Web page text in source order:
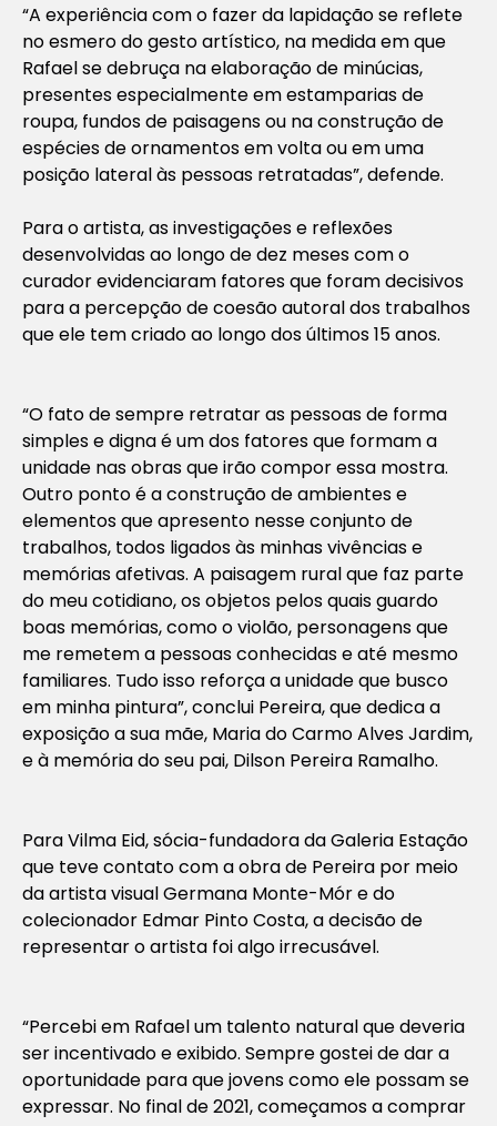
“A experiência com o fazer da lapidação se reflete
no esmero do gesto artístico, na medida em que
Rafael se debruça na elaboração de minúcias,
presentes especialmente em estamparias de
roupa, fundos de paisagens ou na construção de
espécies de ornamentos em volta ou em uma
posição lateral às pessoas retratadas”, defende.
Para o artista, as investigações e reflexões
desenvolvidas ao longo de dez meses com o
curador evidenciaram fatores que foram decisivos
para a percepção de coesão autoral dos trabalhos
que ele tem criado ao longo dos últimos 15 anos.
“O fato de sempre retratar as pessoas de forma
simples e digna é um dos fatores que formam a
unidade nas obras que irão compor essa mostra.
Outro ponto é a construção de ambientes e
elementos que apresento nesse conjunto de
trabalhos, todos ligados às minhas vivências e
memórias afetivas. A paisagem rural que faz parte
do meu cotidiano, os objetos pelos quais guardo
boas memórias, como o violão, personagens que
me remetem a pessoas conhecidas e até mesmo
familiares. Tudo isso reforça a unidade que busco
em minha pintura”, conclui Pereira, que dedica a
exposição a sua mãe, Maria do Carmo Alves Jardim,
e à memória do seu pai, Dilson Pereira Ramalho.
Para Vilma Eid, sócia-fundadora da Galeria Estação
que teve contato com a obra de Pereira por meio
da artista visual Germana Monte-Mór e do
colecionador Edmar Pinto Costa, a decisão de
representar o artista foi algo irrecusável.
“Percebi em Rafael um talento natural que deveria
ser incentivado e exibido. Sempre gostei de dar a
oportunidade para que jovens como ele possam se
expressar. No final de 2021, começamos a comprar